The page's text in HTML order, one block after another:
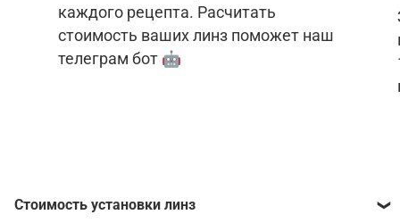
каждого рецепта. Расчитать
стоимость ваших линз поможет наш
телеграм бот 🤖
Стоимость установки линз